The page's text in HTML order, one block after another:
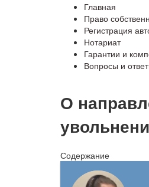
Главная
Право
Регистрация
Нотариат
Гарантии и
Вопросы и
О
Содержание